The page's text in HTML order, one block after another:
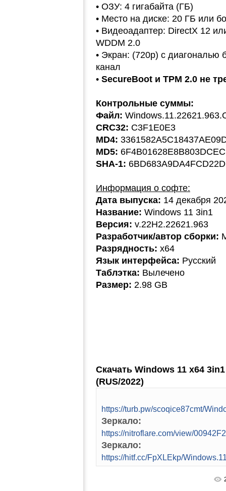
• ОЗУ: 4 гигабайта (ГБ)
• Место на диске: 20 ГБ или
• Видеоадаптер: DirectX 12
WDDM 2.0
• Экран: (720p) с диагональю
канал
• SecureBoot и TPM 2.0 не
Контрольные суммы:
Файл:
CRC32: C3F1E0E3
MD4:
MD5:
SHA-1:
Информация о софте:
Дата выпуска: 14 декабря
Название: Windows 11 3in1
Версия: v.22H2.22621.963
Разработчик/автор сборки:
Разрядность: x64
Язык интерфейса: Русский
Таблэтка: Вылечено
Размер: 2.98 GB
Скачать Windows 11 x64
(RUS/2022)
https://turb.pw/scoqice87cmt/
Зеркало:
https://nitroflare.com/view/
Зеркало:
https://hitf.cc/FpXLEkp/